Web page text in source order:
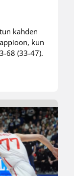
kahden
kun
68 (33-47).